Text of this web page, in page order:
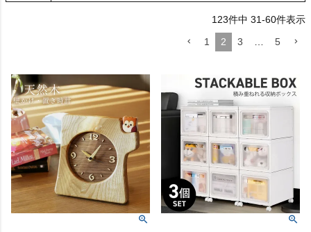
123件中 31-60件表示
1
2 3 … 5